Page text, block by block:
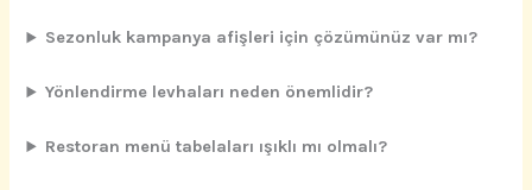
Sezonluk kampanya afişleri için çözümünüz var mı?
Yönlendirme levhaları neden önemlidir?
Restoran menü tabelaları ışıklı mı olmalı?